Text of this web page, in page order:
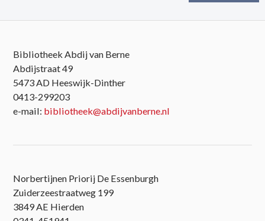
Bibliotheek Abdij van Berne
Abdijstraat 49
5473 AD Heeswijk-Dinther
0413-299203
e-mail: bibliotheek@abdijvanberne.nl
Norbertijnen Priorij De Essenburgh
Zuiderzeestraatweg 199
3849 AE Hierden